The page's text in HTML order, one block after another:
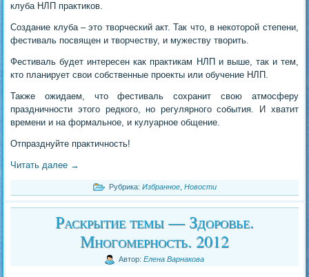
клуба НЛП практиков.
Создание клуба – это творческий акт. Так что, в некоторой степени,
фестиваль посвящен и творчеству, и мужеству творить.
Фестиваль будет интересен как практикам НЛП и выше, так и тем,
кто планирует свои собственные проекты или обучение НЛП.
Также ожидаем, что фестиваль сохранит свою атмосферу
праздничности этого редкого, но регулярного события. И хватит
времени и на формальное, и кулуарное общение.
Отпразднуйте практичность!
Читать далее →
Рубрика: Избранное Новости
Раскрытие темы — Здоровье.
Многомерность. 2012
Автор: Елена Варнакова